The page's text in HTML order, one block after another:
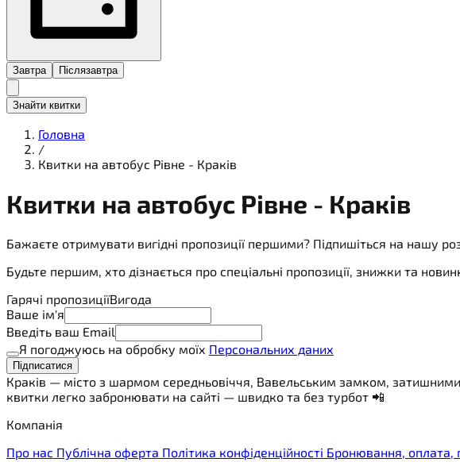
Завтра Післязавтра
Знайти квитки
Головна
/
Квитки на автобус Рівне - Краків
Квитки на автобус Рівне - Краків
Бажаєте отримувати вигідні пропозиції першими? Підпишіться на нашу
Будьте першим, хто дізнається про спеціальні пропозиції, знижки та
Гарячі пропозиціїВигода
Ваше ім'я
Введіть ваш Email
Я погоджуюсь на обробку моїх Персональних даних
Підписатися
Краків — місто з шармом середньовіччя, Вавельським замком,
квитки легко забронювати на сайті — швидко та без турбот 📲
Компанія
Про нас Публічна оферта Політика конфіденційності Бронювання, оплата,